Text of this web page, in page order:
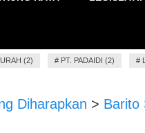
(2) # PT. PADAIDI (2) #
Diharapkan > Barito